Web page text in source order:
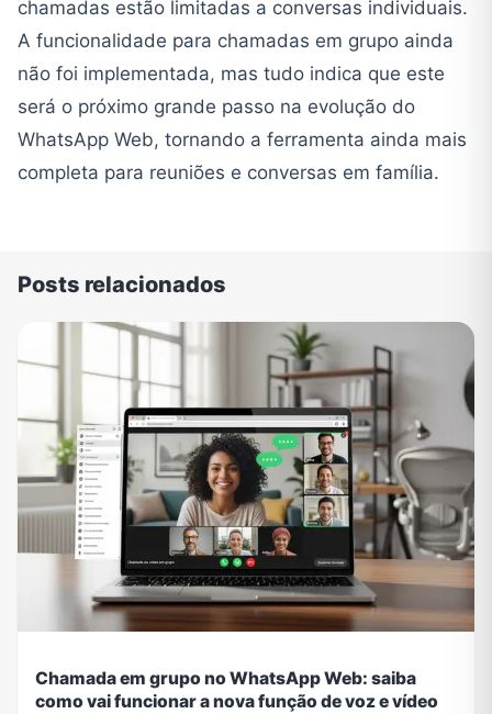
chamadas estão limitadas a conversas individuais.
A funcionalidade para chamadas em grupo ainda
não foi implementada, mas tudo indica que este
será o próximo grande passo na evolução do
WhatsApp Web, tornando a ferramenta ainda mais
completa para reuniões e conversas em família.
Posts relacionados
Chamada em grupo no WhatsApp Web: saiba
como vai funcionar a nova função de voz e vídeo